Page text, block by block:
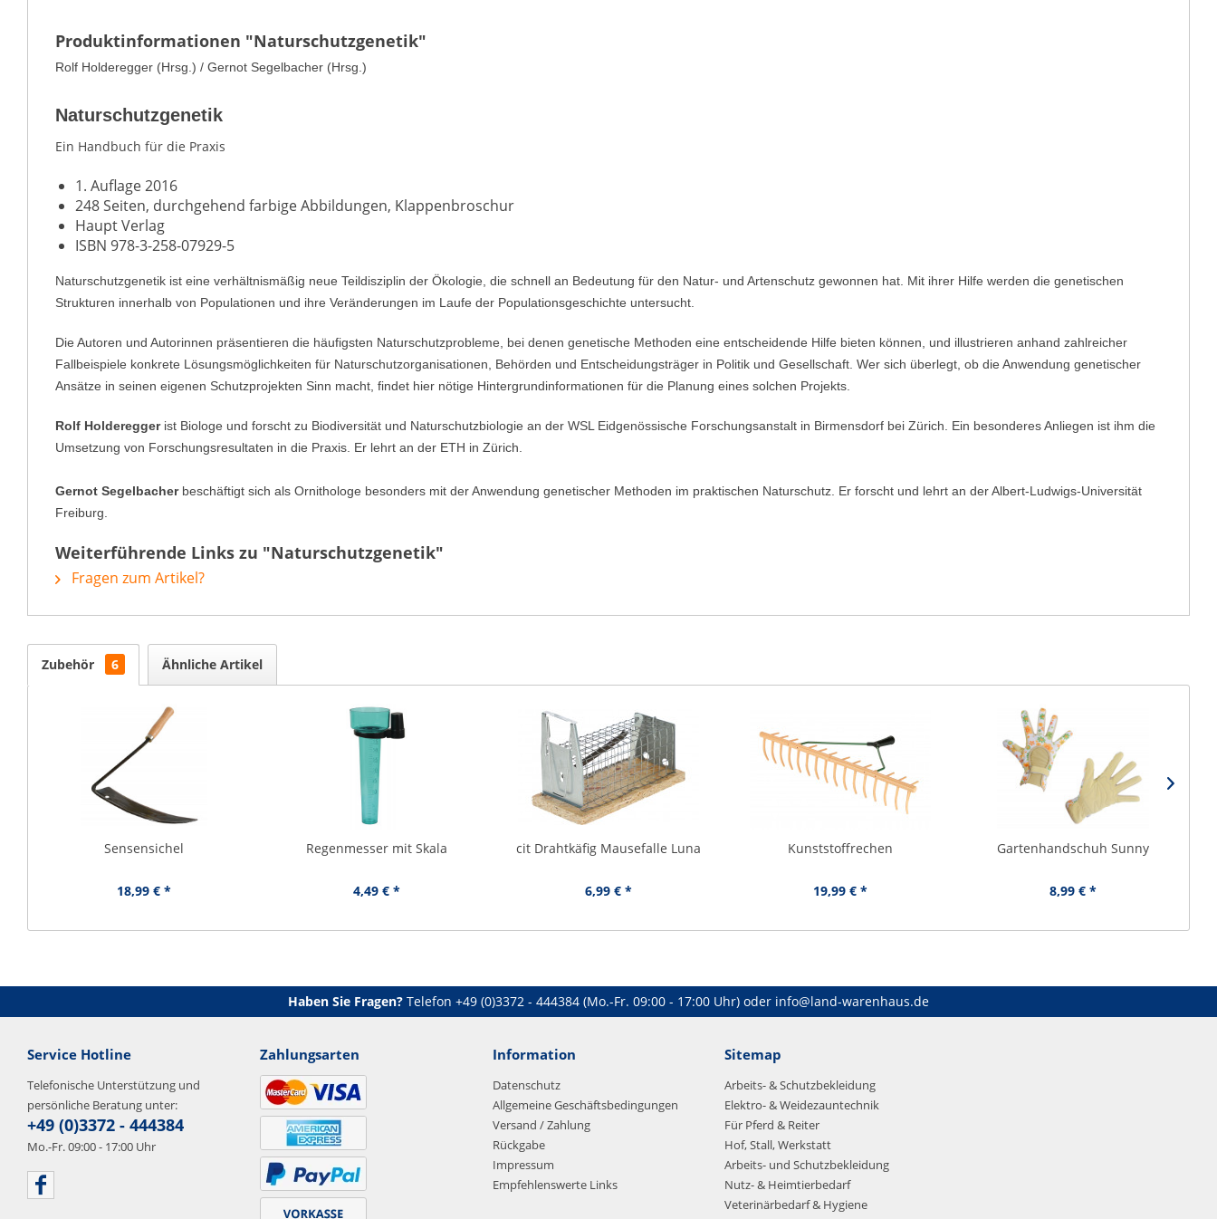
Produktinformationen "Naturschutzgenetik"
Rolf Holderegger (Hrsg.) / Gernot Segelbacher (Hrsg.)
Naturschutzgenetik
Ein Handbuch für die Praxis
1. Auflage 2016
248 Seiten, durchgehend farbige Abbildungen, Klappenbroschur
Haupt Verlag
ISBN 978-3-258-07929-5
Naturschutzgenetik ist eine verhältnismäßig neue Teildisziplin der Ökologie, die schnell an Bedeutung für den Natur- und Artenschutz gewonnen hat. Mit ihrer Hilfe werden die genetischen
Strukturen innerhalb von Populationen und ihre Veränderungen im Laufe der Populationsgeschichte untersucht.
Die Autoren und Autorinnen präsentieren die häufigsten Naturschutzprobleme, bei denen genetische Methoden eine entscheidende Hilfe bieten können, und illustrieren anhand zahlreicher
Fallbeispiele konkrete Lösungsmöglichkeiten für Naturschutzorganisationen, Behörden und Entscheidungsträger in Politik und Gesellschaft. Wer sich überlegt, ob die Anwendung genetischer
Ansätze in seinen eigenen Schutzprojekten Sinn macht, findet hier nötige Hintergrundinformationen für die Planung eines solchen Projekts.
Rolf Holdereggerist Biologe und forscht zu Biodiversität und Naturschutzbiologie an der WSL Eidgenössische Forschungsanstalt in Birmensdorf bei Zürich. Ein besonderes Anliegen ist ihm die
Umsetzung von Forschungsresultaten in die Praxis. Er lehrt an der ETH in Zürich.
Gernot Segelbacherbeschäftigt sich als Ornithologe besonders mit der Anwendung genetischer Methoden im praktischen Naturschutz. Er forscht und lehrt an der Albert-Ludwigs-Universität
Freiburg.
Weiterführende Links zu "Naturschutzgenetik"
Fragen zum Artikel?
Zubehör 6 Ähnliche Artikel
Sensensichel
18,99 € *
Regenmesser mit Skala
4,49 € *
cit Drahtkäfig Mausefalle Luna
6,99 € *
Kunststoffrechen
19,99 € *
Gartenhandschuh Sunny
8,99 € *
Haben Sie Fragen? Telefon +49 (0)3372 - 444384 (Mo.-Fr. 09:00 - 17:00 Uhr) oder info@land-warenhaus.de
Service Hotline
Telefonische Unterstützung und
persönliche Beratung unter:
+49 (0)3372 - 444384
Mo.-Fr. 09:00 - 17:00 Uhr
Zahlungsarten Information
Datenschutz
Allgemeine Geschäftsbedingungen
Versand / Zahlung
Rückgabe
Impressum
Empfehlenswerte Links
Sitemap
Arbeits- & Schutzbekleidung
Elektro- & Weidezauntechnik
Für Pferd & Reiter
Hof, Stall, Werkstatt
Arbeits- und Schutzbekleidung
Nutz- & Heimtierbedarf
Veterinärbedarf & Hygiene